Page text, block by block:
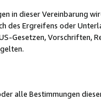
in dieser Vereinbarung
des Ergreifens oder
Gesetzen, Vorschriften,
alle Bestimmungen